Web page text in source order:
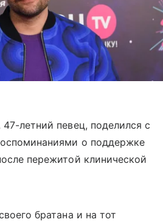
летний певец, поделился с
о поддержке
пережитой клинической
братана и на тот